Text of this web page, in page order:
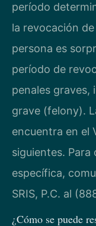
período
la revocación
persona es
período de
penales graves,
grave (felony).
encuentra en el
siguientes.
específica,
SRIS, P.C. al
¿Cómo se puede